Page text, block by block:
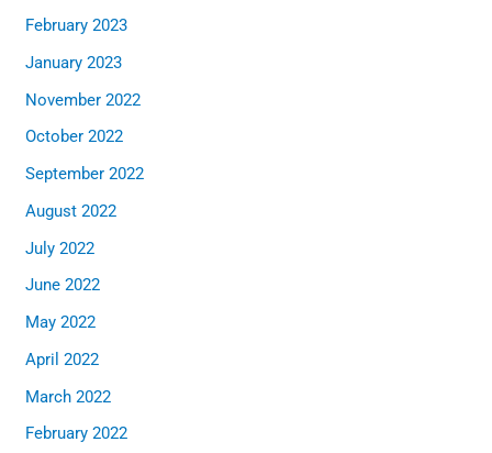
February 2023
January 2023
November 2022
October 2022
September 2022
August 2022
July 2022
June 2022
May 2022
April 2022
March 2022
February 2022